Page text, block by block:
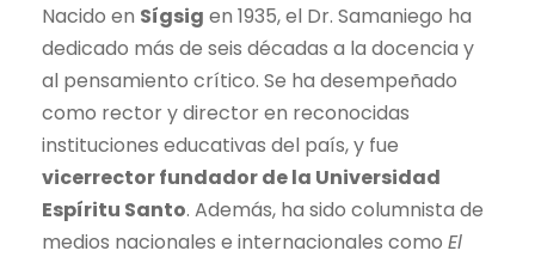
Nacido en Sígsig en 1935, el Dr. Samaniego ha
dedicado más de seis décadas a la docencia y
al pensamiento crítico. Se ha desempeñado
como rector y director en reconocidas
instituciones educativas del país, y fue
vicerrector fundador de la Universidad
Espíritu Santo. Además, ha sido columnista de
medios nacionales e internacionales como El